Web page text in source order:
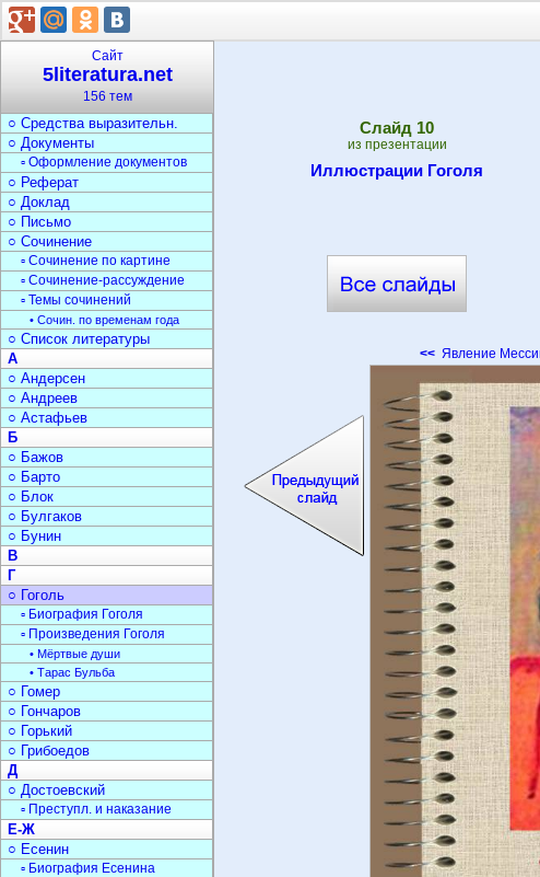
Cлайд 10
из презентации
Иллюстрации Гоголя
<< Явление
Сайт
5literatura.net
156 тем
○ Типы текста
○ Анализ текста
○ Стили речи
○ Жанры
▫ Фольклор
▫ Мифы и легенды
○ Средства выразительн.
○ Документы
▫ Оформление документов
○ Реферат
○ Доклад
○ Письмо
○ Сочинение
▫ Сочинение по картине
▫ Сочинение-рассуждение
▫ Темы сочинений
• Сочин. по временам года
○ Список литературы
А
○ Андерсен
○ Андреев
○ Астафьев
Б
○ Бажов
○ Барто
○ Блок
○ Булгаков
○ Бунин
В
Г
○ Гоголь
▫ Биография Гоголя
▫ Произведения Гоголя
• Мёртвые души
• Тарас Бульба
○ Гомер
○ Гончаров
○ Горький
○ Грибоедов
Д
○ Достоевский
▫ Преступл. и наказание
Е-Ж
○ Есенин
▫ Биография Есенина